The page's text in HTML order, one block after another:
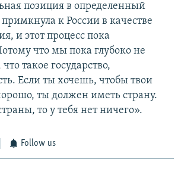
позиция в определенный
к России в качестве
и этот процесс пока
что мы пока глубоко не
такое государство,
Если ты хочешь, чтобы твои
ты должен иметь страну.
то у тебя нет ничего».
Follow us